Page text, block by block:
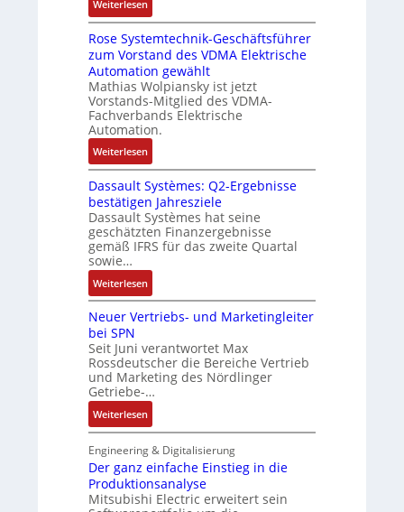
t
e
n
e
n
-
u
n
d
A
n
l
a
g
e
n
a
u
P
o
s
i
t
i
v
e
M
o
m
l
i
t
u
r
n
-
i
t
E
n
c
o
d
e
r
e
r
t
e
L
a
s
e
r
i
a
n
g
l
a
t
o
n
Weiterlesen:
D
a
s
I
T
-
R
ü
c
k
g
r
a
t
r
F
b
r
i
k
Rose Systemtechnik-Geschäftsführer
zum Vorstand des VDMA Elektrische
Automation gewählt
Mathias Wolpiansky ist jetzt
Vorstands-Mitglied des VDMA-
Fachverbands Elektrische
Automation.
Weiterlesen:
R
o
s
e
S
y
s
t
e
m
e
c
i
-
G
e
Dassault Systèmes: Q2-Ergebnisse
bestätigen Jahresziele
Dassault Systèmes hat seine
geschätzten Finanzergebnisse
gemäß IFRS für das zweite Quartal
sowie…
Weiterlesen:
D
a
s
a
u
l
t
S
y
s
t
è
Neuer Vertriebs- und Marketingleiter
bei SPN
Seit Juni verantwortet Max
Rossdeutscher die Bereiche Vertrieb
und Marketing des Nördlinger
Getriebe-…
Weiterlesen:
N
e
u
e
r
Engineering & Digitalisierung
Der ganz einfache Einstieg in die
Produktionsanalyse
Mitsubishi Electric erweitert sein